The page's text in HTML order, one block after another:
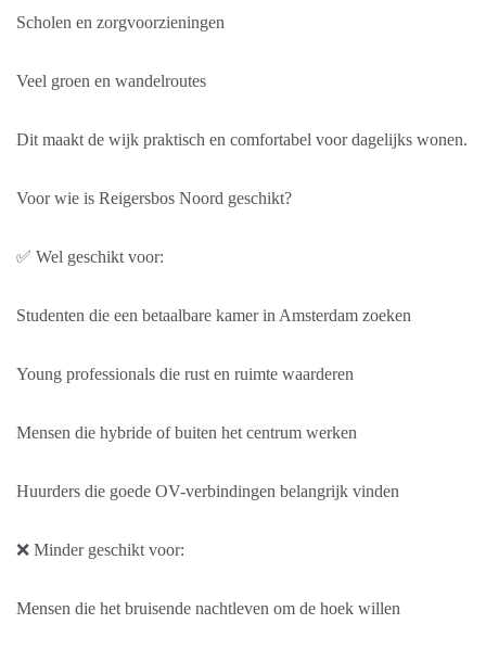
Scholen en zorgvoorzieningen
Veel groen en wandelroutes
Dit maakt de wijk praktisch en comfortabel voor dagelijks wonen.
Voor wie is Reigersbos Noord geschikt?
✅ Wel geschikt voor:
Studenten die een betaalbare kamer in Amsterdam zoeken
Young professionals die rust en ruimte waarderen
Mensen die hybride of buiten het centrum werken
Huurders die goede OV-verbindingen belangrijk vinden
❌ Minder geschikt voor:
Mensen die het bruisende nachtleven om de hoek willen